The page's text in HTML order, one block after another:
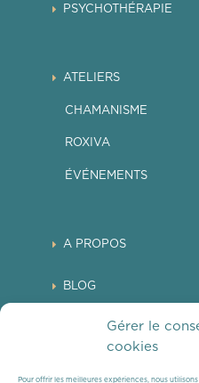
Gérer le
cookies
Pour offrir les meilleures expériences, nous
PSYCHOTHÉRAPIE
ATELIERS
CHAMANISME
ROXIVA
ÉVÉNEMENTS
A PROPOS
BLOG
CONTACT